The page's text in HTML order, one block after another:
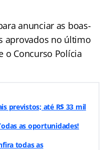
anunciar as boas-
aprovados no último
o Concurso Polícia
previstos; até R$ 33 mil
as oportunidades!
todas as